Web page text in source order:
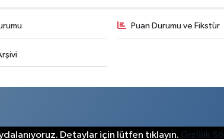
Puan Durumu ve Fikstür
Detaylar için lütfen tıklayın. Gizlilik